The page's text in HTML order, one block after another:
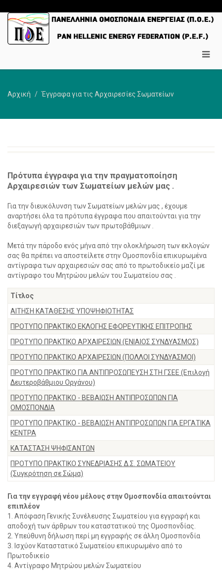
Αρχική Έγγραφα για τις Αρχαιρεσίες Σωματείων
Πρότυπα έγγραφα για την πραγματοποίηση
Αρχαιρεσιών των Σωματείων μελών μας .
Για την διευκόλυνση των Σωματείων μελών μας , έχουμε
αναρτήσει όλα τα πρότυπα έγγραφα που απαιτούνται για την
διεξαγωγή αρχαιρεσιών των πρωτοβάθμιων .
Μετά την πάροδο ενός μήνα από την ολοκλήρωση των εκλογών
σας θα πρέπει να αποστείλετε στην Ομοσπονδία επικυρωμένα
αντίγραφα των αρχαιρεσιών σας από το πρωτοδικείο μαζί με
αντίγραφο του Μητρώου μελών του Σωματείου σας .
Τίτλος
ΑΙΤΗΣΗ ΚΑΤΑΘΕΣΗΣ ΥΠΟΨΗΦΙΟΤΗΤΑΣ
ΠΡΟΤΥΠΟ ΠΡΑΚΤΙΚΟ ΕΚΛΟΓΗΣ ΕΦΟΡΕΥΤΙΚΗΣ ΕΠΙΤΡΟΠΗΣ
ΠΡΟΤΥΠΟ ΠΡΑΚΤΙΚΟ ΑΡΧΑΙΡΕΣΙΩΝ (ΕΝΙΑΙΟΣ ΣΥΝΔΥΑΣΜΟΣ)
ΠΡΟΤΥΠΟ ΠΡΑΚΤΙΚΟ ΑΡΧΑΙΡΕΣΙΩΝ (ΠΟΛΛΟΙ ΣΥΝΔΥΑΣΜΟΙ)
ΠΡΟΤΥΠΟ ΠΡΑΚΤΙΚΟ ΓΙΑ ΑΝΤΙΠΡΟΣΩΠΕΥΣΗ ΣΤΗ ΓΣΕΕ (Επιλογή
Δευτεροβάθμιου Οργάνου)
ΠΡΟΤΥΠΟ ΠΡΑΚΤΙΚΟ - ΒΕΒΑΙΩΣΗ ΑΝΤΙΠΡΟΣΩΠΩΝ ΓΙΑ
ΟΜΟΣΠΟΝΔΙΑ
ΠΡΟΤΥΠΟ ΠΡΑΚΤΙΚΟ - ΒΕΒΑΙΩΣΗ ΑΝΤΙΠΡΟΣΩΠΩΝ ΓΙΑ ΕΡΓΑΤΙΚΑ
ΚΕΝΤΡΑ
ΚΑΤΑΣΤΑΣΗ ΨΗΦΙΣΑΝΤΩΝ
ΠΡΟΤΥΠΟ ΠΡΑΚΤΙΚΟ ΣΥΝΕΔΡΙΑΣΗΣ Δ.Σ. ΣΩΜΑΤΕΙΟΥ
(Συγκρότηση σε Σώμα)
Για την εγγραφή νέου μέλους στην Ομοσπονδία απαιτούνται
επιπλέον
1. Απόφαση Γενικής Συνέλευσης Σωματείου για εγγραφή και
αποδοχή των άρθρων του καταστατικού της Ομοσπονδίας.
2. Υπεύθυνη δήλωση περί μη εγγραφής σε άλλη Ομοσπονδία
3. Ισχύον Καταστατικό Σωματείου επικυρωμένο από το
Πρωτοδικείο
4. Αντίγραφο Μητρώου μελών Σωματείου